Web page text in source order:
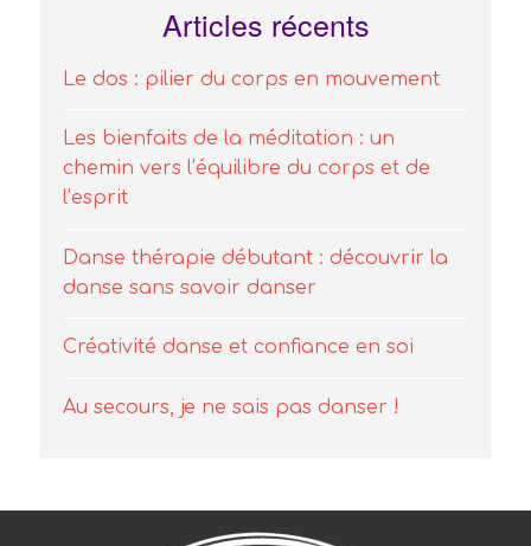
Articles récents
Le dos : pilier du corps en mouvement
Les bienfaits de la méditation : un
chemin vers l’équilibre du corps et de
l’esprit
Danse thérapie débutant : découvrir la
danse sans savoir danser
Créativité danse et confiance en soi
Au secours, je ne sais pas danser !